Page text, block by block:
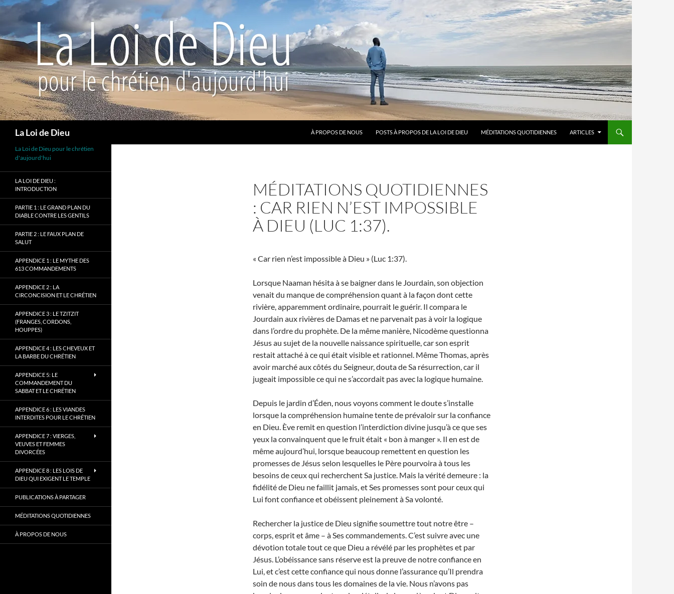
La Loi de Dieu
À PROPOS DE NOUS
POSTS À PROPOS DE LA LOI DE DIEU MÉDITATIONS QUOTIDIENNES ARTICLES
MÉDITATIONS QUOTIDIENNES
: CAR RIEN N’EST IMPOSSIBLE
À DIEU (LUC 1:37).
« Car rien n’est impossible à Dieu » (Luc 1:37).
Lorsque Naaman hésita à se baigner dans le Jourdain, son objection
venait du manque de compréhension quant à la façon dont cette
rivière, apparemment ordinaire, pourrait le guérir. Il compara le
Jourdain aux rivières de Damas et ne parvenait pas à voir la logique
dans l’ordre du prophète. De la même manière, Nicodème questionna
Jésus au sujet de la nouvelle naissance spirituelle, car son esprit
restait attaché à ce qui était visible et rationnel. Même Thomas, après
avoir marché aux côtés du Seigneur, douta de Sa résurrection, car il
jugeait impossible ce qui ne s’accordait pas avec la logique humaine.
Depuis le jardin d’Éden, nous voyons comment le doute s’installe
lorsque la compréhension humaine tente de prévaloir sur la confiance
en Dieu. Ève remit en question l’interdiction divine jusqu’à ce que ses
yeux la convainquent que le fruit était « bon à manger ». Il en est de
même aujourd’hui, lorsque beaucoup remettent en question les
promesses de Jésus selon lesquelles le Père pourvoira à tous les
besoins de ceux qui recherchent Sa justice. Mais la vérité demeure : la
fidélité de Dieu ne faillit jamais, et Ses promesses sont pour ceux qui
Lui font confiance et obéissent pleinement à Sa volonté.
Rechercher la justice de Dieu signifie soumettre tout notre être –
corps, esprit et âme – à Ses commandements. C’est suivre avec une
dévotion totale tout ce que Dieu a révélé par les prophètes et par
Jésus. L’obéissance sans réserve est la preuve de notre confiance en
Lui, et c’est cette confiance qui nous donne l’assurance qu’Il prendra
soin de nous dans tous les domaines de la vie. Nous n’avons pas
La Loi de Dieu pour le chrétien
d'aujourd'hui
LA LOI DE DIEU :
INTRODUCTION
PARTIE 1 : LE GRAND PLAN DU
DIABLE CONTRE LES GENTILS
PARTIE 2 : LE FAUX PLAN DE
SALUT
APPENDICE 1 : LE MYTHE DES
613 COMMANDEMENTS
APPENDICE 2 : LA
CIRCONCISION ET LE CHRÉTIEN
APPENDICE 3 : LE TZITZIT
(FRANGES, CORDONS,
HOUPPES)
APPENDICE 4 : LES CHEVEUX ET
LA BARBE DU CHRÉTIEN
APPENDICE 5: LE
COMMANDEMENT DU
SABBAT ET LE CHRÉTIEN
APPENDICE 6 : LES VIANDES
INTERDITES POUR LE CHRÉTIEN
APPENDICE 7 : VIERGES,
VEUVES ET FEMMES
DIVORCÉES
APPENDICE 8 : LES LOIS DE
DIEU QUI EXIGENT LE TEMPLE
PUBLICATIONS À PARTAGER
MÉDITATIONS QUOTIDIENNES
À PROPOS DE NOUS